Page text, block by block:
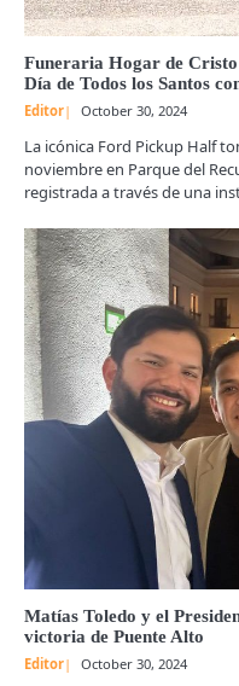
Funeraria Hogar de
Día de Todos los Santos
Editor October 30, 2024
La icónica Ford Pickup Half
noviembre en Parque del
registrada a través de una
Matías Toledo y el
victoria de Puente Alto
Editor October 30, 2024